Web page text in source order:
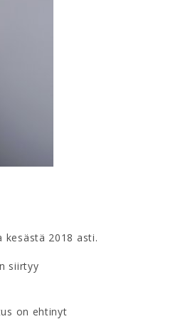
2018 asti.
siirtyy
on ehtinyt